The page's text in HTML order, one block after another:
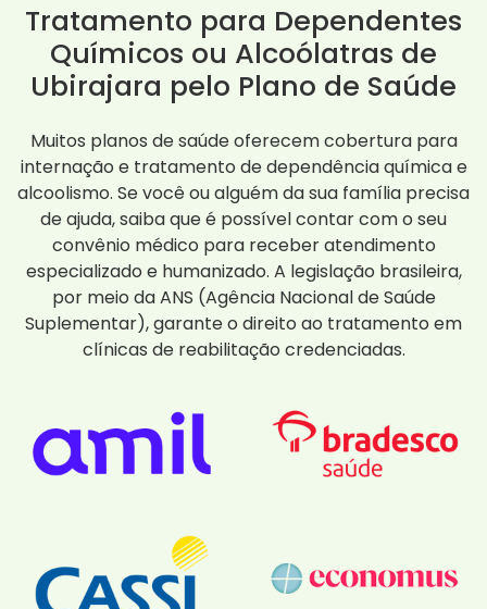
Tratamento para Dependentes
Químicos ou Alcoólatras de
Ubirajara pelo Plano de Saúde
Muitos planos de saúde oferecem cobertura para
internação e tratamento de dependência química e
alcoolismo. Se você ou alguém da sua família precisa
de ajuda, saiba que é possível contar com o seu
convênio médico para receber atendimento
especializado e humanizado. A legislação brasileira,
por meio da ANS (Agência Nacional de Saúde
Suplementar), garante o direito ao tratamento em
clínicas de reabilitação credenciadas.